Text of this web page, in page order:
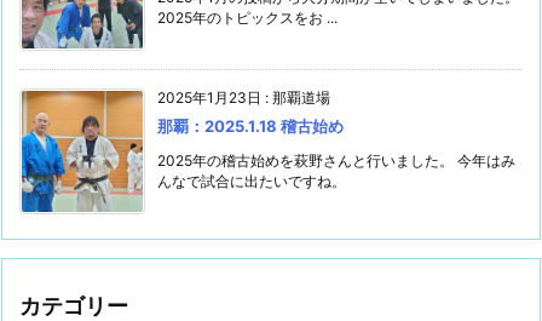
2025年のトピックスをお ...
2025年1月23日 : 那覇道場
那覇：2025.1.18 稽古始め
2025年の稽古始めを萩野さんと行いました。 今年はみ
んなで試合に出たいですね。
カテゴリー